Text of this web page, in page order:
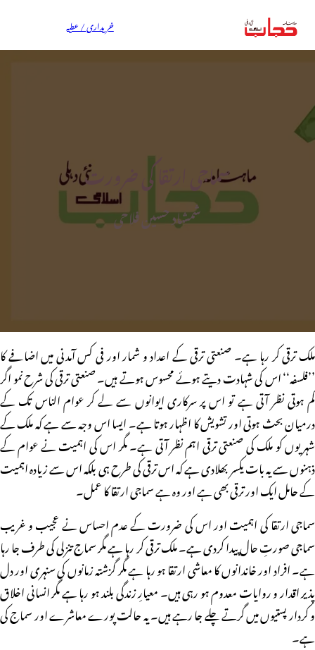
خریداری / عطیہ
سماجی ارتقا کی ضرورت
شمشاد حسین فلاحی
ملک ترقی کر رہا ہے۔ صنعتی ترقی کے اعداد و شمار اور فی کس آمدنی میں اضافے کا
’’فلسفہ‘‘ اس کی شہادت دیتے ہوئے محسوس ہوتے ہیں۔ صنعتی ترقی کی شرح نمو اگر
کم ہوتی نظر آتی ہے تو اس پر سرکاری ایوانوں سے لے کر عوام الناس تک کے
درمیان بحث ہوتی اور تشویش کا اظہار ہوتا ہے۔ ایسا اس وجہ سے ہے کہ ملک کے
شہریوں کو ملک کی صنعتی ترقی اہم نظر آتی ہے۔ مگر اس کی اہمیت نے عوام کے
ذہنوں سے یہ بات یکسر بھلادی ہے کہ اس ترقی کی طرح ہی بلکہ اس سے زیادہ اہمیت
کے حامل ایک اور ترقی بھی ہے اور وہ ہے سماجی ارتقا کا عمل۔
سماجی ارتقا کی اہمیت اور اس کی ضرورت کے عدم احساس نے عجیب و غریب
سماجی صورتِ حال پیدا کردی ہے۔ ملک ترقی کر رہا ہے مگر سماج تنزلی کی طرف جا رہا
ہے۔ افراد اور خاندانوں کا معاشی ارتقا ہو رہا ہے مگر گزشتہ زمانوں کی سنہری اور دل
پذیر اقدار و روایات معدوم ہو رہی ہیں۔ معیارِ زندگی بلند ہو رہا ہے مگر انسانی اخلاق
و کردار پستیوں میں گرتے چلے جا رہے ہیں۔ یہ حالت پورے معاشرے اور سماج کی
ہے۔